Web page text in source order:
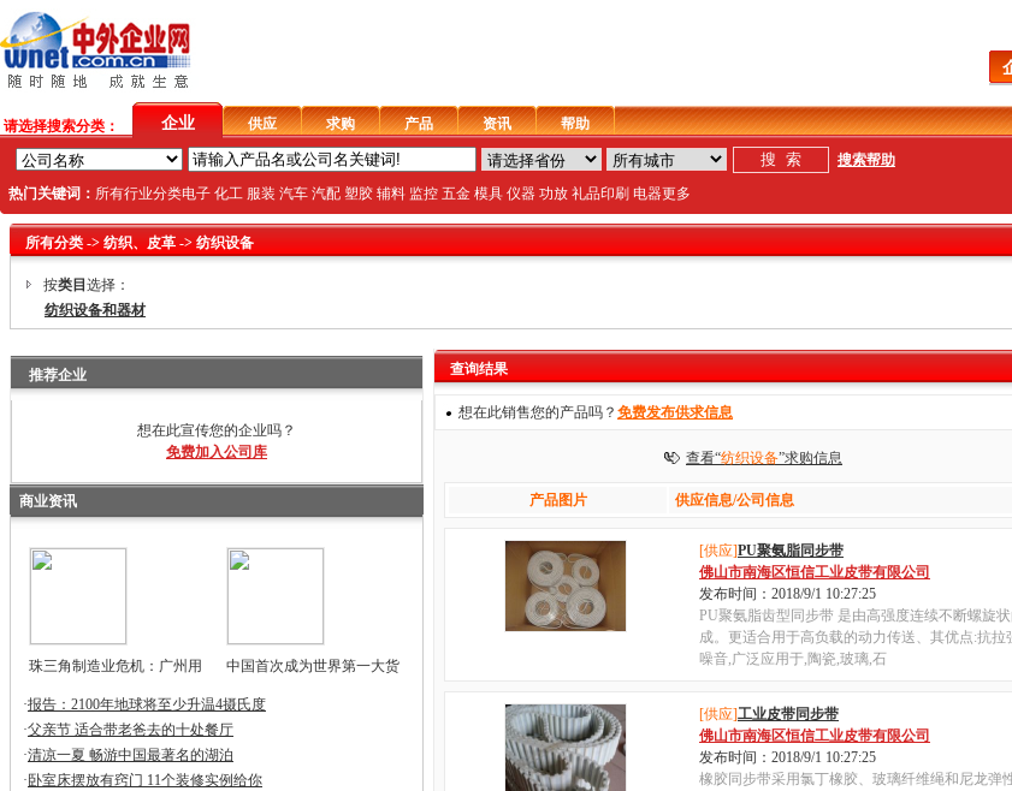
请选择搜索分类： 企业 供应 求购 产品 资讯 帮助
搜索帮助
热门关键词： 所有行业分类电子 化工 服装 汽车 汽配 塑胶 辅料 监控 五金 模具 仪器 功放 礼品印刷 电器更多
所有分类 -> 纺织、皮革 -> 纺织设备
按类目 选择：
纺织设备和器材
推荐企业
想在此宣传您的企业吗？
免费加入公司库
商业资讯
珠三角制造业危机：广州用 中国首次成为世界第一大货
·报告：2100年地球将至少升温4摄氏度
·父亲节 适合带老爸去的十处餐厅
·清凉一夏 畅游中国最著名的湖泊
·卧室床摆放有窍门 11个装修实例给你
查询结果
想在此销售您的产品吗？ 免费发布供求信息
查看“纺织设备”求购信息
产品图片 供应信息/公司信息
[供应]PU聚氨脂同步带
佛山市南海区恒信工业皮带有限公司
发布时间：2018/9/1 10:27:25
PU聚氨脂齿型同步带 是由高强度连续不断螺旋
成。更适合用于高负载的动力传送、其优点:抗
噪音,广泛应用于,陶瓷,玻璃,石
[供应]工业皮带同步带
佛山市南海区恒信工业皮带有限公司
发布时间：2018/9/1 10:27:25
橡胶同步带采用氯丁橡胶、玻璃纤维绳和尼龙弹